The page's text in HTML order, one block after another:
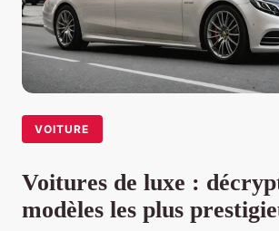
VOITURE
Voitures de luxe :
modèles les plus